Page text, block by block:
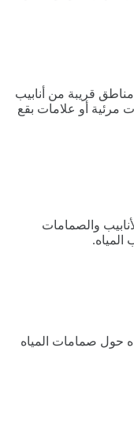
قريبة من أنابيب
مرئية أو علامات بقع
والصمامات
حول صمامات المياه